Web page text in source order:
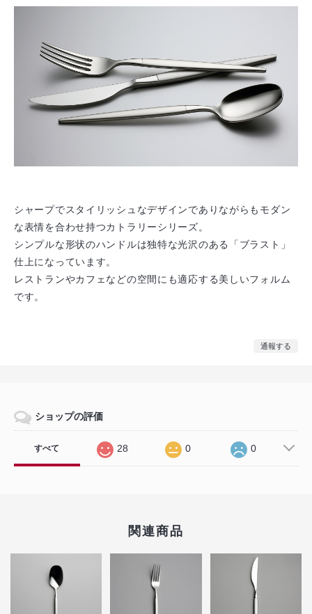
シャープでスタイリッシュなデザインでありながらもモダン
な表情を合わせ持つカトラリーシリーズ。
シンプルな形状のハンドルは独特な光沢のある「ブラスト」
仕上になっています。
レストランやカフェなどの空間にも適応する美しいフォルム
です。
通報する
ショップの評価
すべて 28 0 0
関連商品